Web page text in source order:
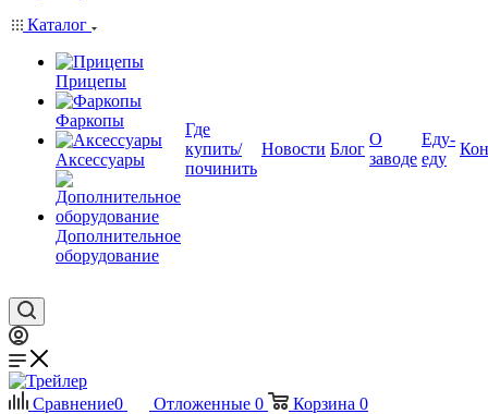
Каталог
Прицепы
Фаркопы
Аксессуары
Дополнительное
оборудование
Где
купить/
починить
Новости Блог
О
заводе
Еду-
еду
Сравнение0 Отложенные 0 Корзина 0